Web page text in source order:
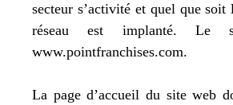
secteur s’activité et quel que
réseau est implanté. Le
www.pointfranchises.com.
La page d’accueil du site web